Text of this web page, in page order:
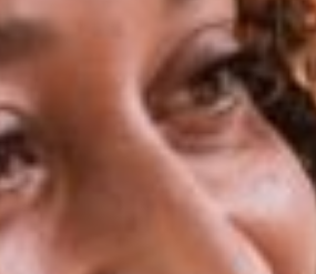
des
personnalisées. Pour améliorer
équipes qui peuvent se